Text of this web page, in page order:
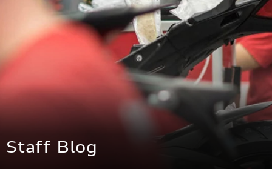
中古車
スタッフブログ
Staff Blog